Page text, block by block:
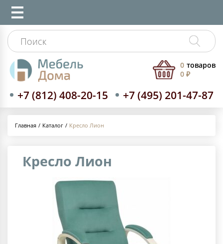
+7 (812) 408-20-15 +7 (495) 201-47-87
0 товаров
0 ₽
Главная Каталог Кресло Лион
Кресло Лион